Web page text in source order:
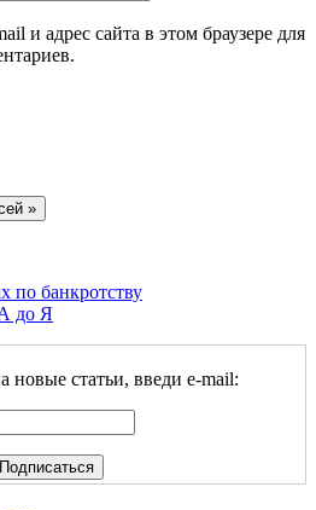
и адрес сайта в этом браузере для
по банкротству
до Я
новые статьи, введи e-mail: